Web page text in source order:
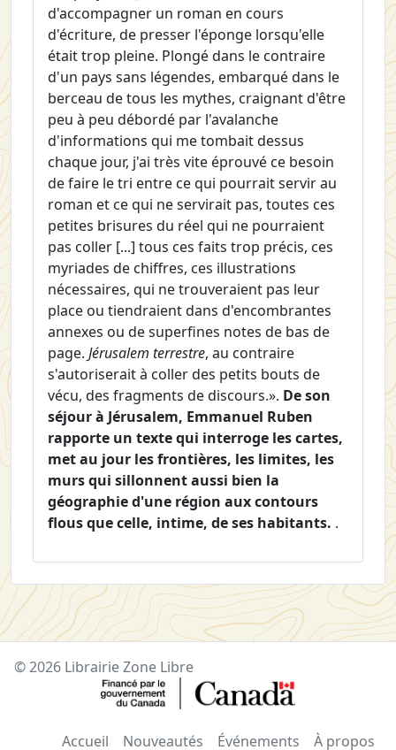
d'accompagner un roman en cours
d'écriture, de presser l'éponge lorsqu'elle
était trop pleine. Plongé dans le contraire
d'un pays sans légendes, embarqué dans le
berceau de tous les mythes, craignant d'être
peu à peu débordé par l'avalanche
d'informations qui me tombait dessus
chaque jour, j'ai très vite éprouvé ce besoin
de faire le tri entre ce qui pourrait servir au
roman et ce qui ne servirait pas, toutes ces
petites brisures du réel qui ne pourraient
pas coller [...] tous ces faits trop précis, ces
myriades de chiffres, ces illustrations
nécessaires, qui ne trouveraient pas leur
place ou tiendraient dans d'encombrantes
annexes ou de superfines notes de bas de
page. Jérusalem terrestre, au contraire
s'autoriserait à coller des petits bouts de
vécu, des fragments de discours.». De son
séjour à Jérusalem, Emmanuel Ruben
rapporte un texte qui interroge les cartes,
met au jour les frontières, les limites, les
murs qui sillonnent aussi bien la
géographie d'une région aux contours
flous que celle, intime, de ses habitants. .
© 2026 Librairie Zone Libre
Accueil Nouveautés Événements À propos